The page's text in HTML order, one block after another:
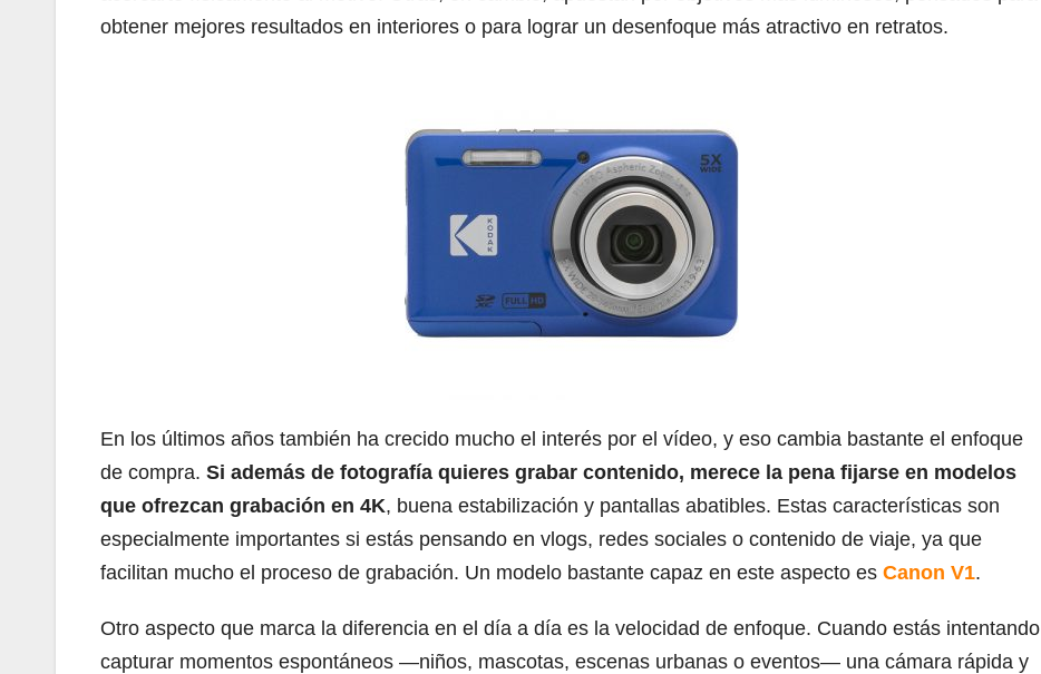
obtener mejores resultados en interiores o para lograr un desenfoque más atractivo en retratos.
En los últimos años también ha crecido mucho el interés por el vídeo, y eso cambia bastante el enfoque
de compra. Si además de fotografía quieres grabar contenido, merece la pena fijarse en modelos
que ofrezcan grabación en 4K, buena estabilización y pantallas abatibles. Estas características son
especialmente importantes si estás pensando en vlogs, redes sociales o contenido de viaje, ya que
facilitan mucho el proceso de grabación. Un modelo bastante capaz en este aspecto es Canon V1.
Otro aspecto que marca la diferencia en el día a día es la velocidad de enfoque. Cuando estás intentando
capturar momentos espontáneos —niños, mascotas, escenas urbanas o eventos— una cámara rápida y